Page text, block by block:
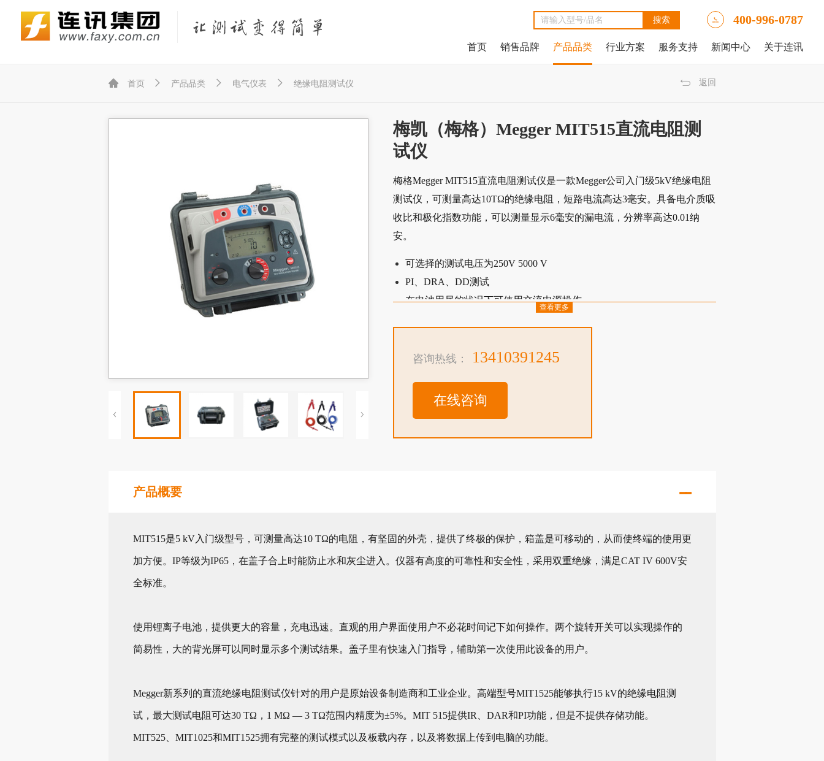
400-996-0787
首页 销售品牌 产品品类 行业方案 服务支持 新闻中心 关于连讯
 首页  产品品类  电气仪表  绝缘电阻测试仪 返回
梅凯（梅格）Megger MIT515直流电阻测
试仪
梅格Megger MIT515直流电阻测试仪是一款Megger公司入门级5kV绝缘电阻
测试仪，可测量高达10TΩ的绝缘电阻，短路电流高达3毫安。具备电介质吸
收比和极化指数功能，可以测量显示6毫安的漏电流，分辨率高达0.01纳
安。
可选择的测试电压为250V 5000 V
PI、DRA、DD测试
在电池用尽的状况下可使用交流电源操作
查看更多
咨询热线： 13410391245
在线咨询
产品概要
MIT515是5 kV入门级型号，可测量高达10 TΩ的电阻，有坚固的外壳，提供了终极的保护，箱盖是可移动的，从而使终端的使用更
加方便。IP等级为IP65，在盖子合上时能防止水和灰尘进入。仪器有高度的可靠性和安全性，采用双重绝缘，满足CAT IV 600V安
全标准。
使用锂离子电池，提供更大的容量，充电迅速。直观的用户界面使用户不必花时间记下如何操作。两个旋转开关可以实现操作的
简易性，大的背光屏可以同时显示多个测试结果。盖子里有快速入门指导，辅助第一次使用此设备的用户。
Megger新系列的直流绝缘电阻测试仪针对的用户是原始设备制造商和工业企业。高端型号MIT1525能够执行15 kV的绝缘电阻测
试，最大测试电阻可达30 TΩ，1 MΩ — 3 TΩ范围内精度为±5%。MIT 515提供IR、DAR和PI功能，但是不提供存储功能。
MIT525、MIT1025和MIT1525拥有完整的测试模式以及板载内存，以及将数据上传到电脑的功能。